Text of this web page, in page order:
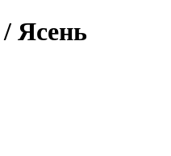
Ясень